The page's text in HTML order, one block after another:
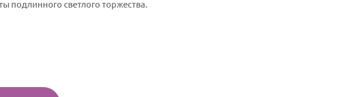
подлинного светлого торжества.